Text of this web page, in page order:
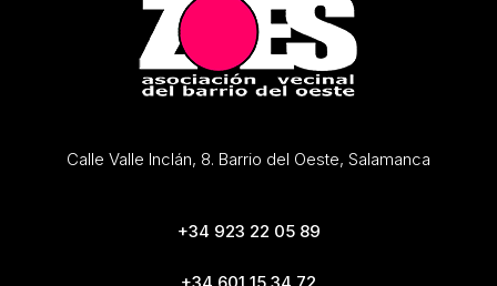
Calle Valle Inclán, 8. Barrio del Oeste, Salamanca
+34 923 22 05 89